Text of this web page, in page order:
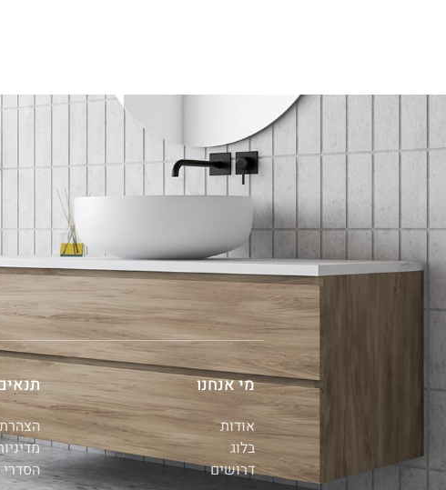
מי אנחנו
אודות
בלוג
דרושים
הסדרי